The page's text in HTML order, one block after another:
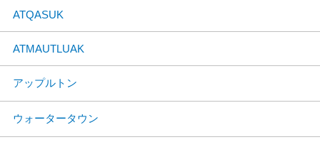
ATQASUK
ATMAUTLUAK
アップルトン
ウォータータウン